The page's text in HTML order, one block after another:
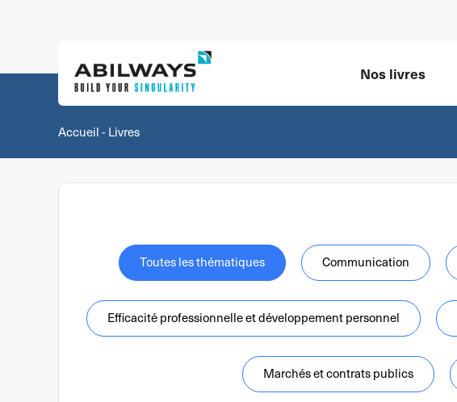
Nos livres
Accueil- Livres
Toutes les thématiques Communication
Efficacité professionnelle et développement personnel
Marchés et contrats publics